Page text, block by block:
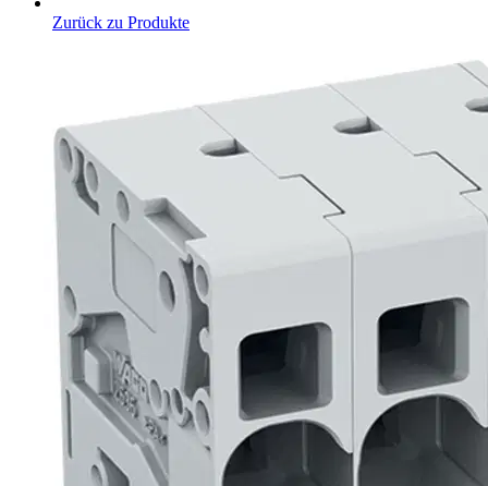
Zurück zu Produkte